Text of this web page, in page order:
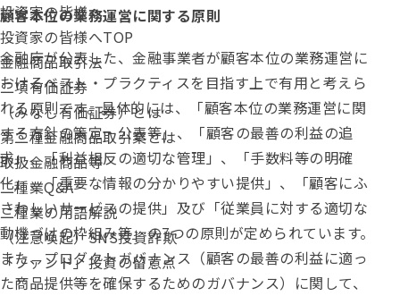
投資家の皆様へ
投資家の皆様へTOP
金融商品取引法
二項有価証券
（みなし有価証券）とは
第二種金融商品取引業とは
取扱金融商品等
二種業Q&A
二種業の用語解説
（注意喚起）SNS投資詐欺
「ファンド」投資の留意点
顧客本位の業務運営に関する原則
金融庁が公表した、金融事業者が顧客本位の業務運営に
おけるベスト・プラクティスを目指す上で有用と考えら
れる原則です。具体的には、「顧客本位の業務運営に関
する方針の策定・公表等」、「顧客の最善の利益の追
求」、「利益相反の適切な管理」、「手数料等の明確
化」、「重要な情報の分かりやすい提供」、「顧客にふ
さわしいサービスの提供」及び「従業員に対する適切な
動機づけの枠組み等」の7つの原則が定められています。
また、プロダクトガバナンス（顧客の最善の利益に適っ
た商品提供等を確保するためのガバナンス）に関して、